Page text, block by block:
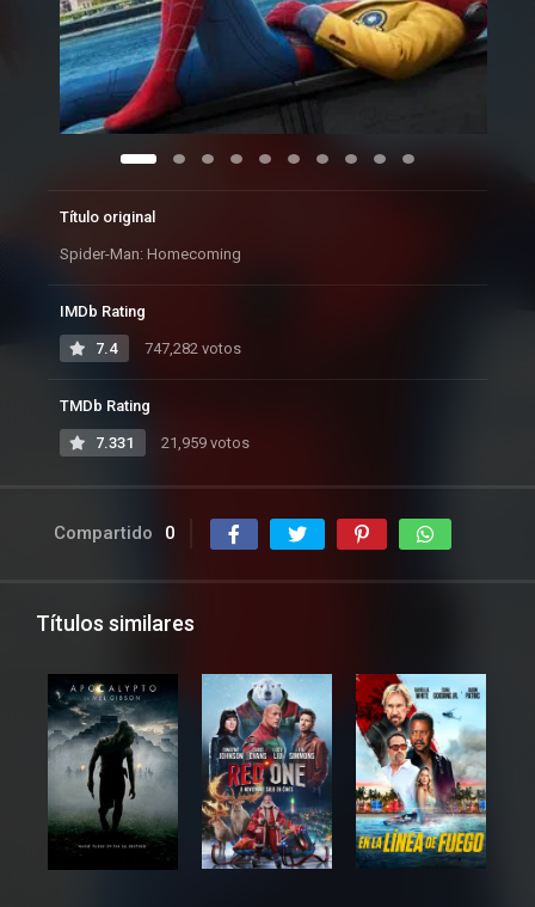
Título original
Spider-Man: Homecoming
IMDb Rating
7.4 747,282 votos
TMDb Rating
7.331 21,959 votos
Compartido 0
Títulos similares